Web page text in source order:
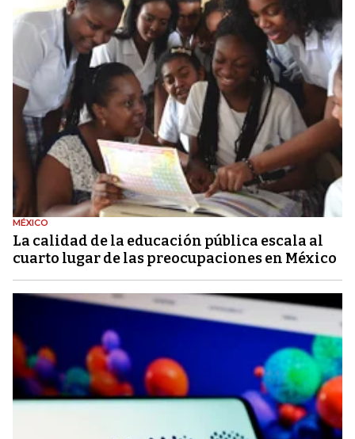
MÉXICO
La calidad de la educación pública escala al
cuarto lugar de las preocupaciones en México